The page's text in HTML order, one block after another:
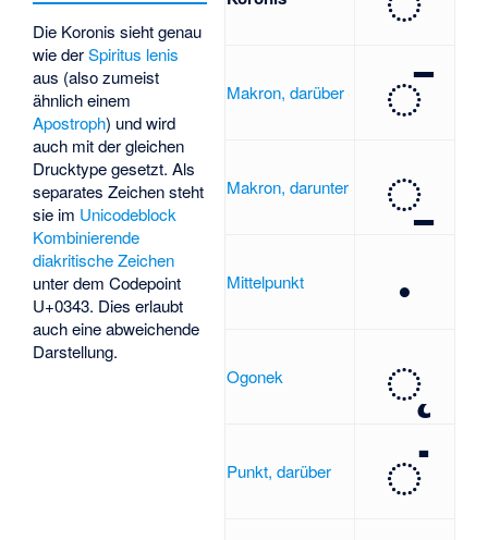
Makron, darüber ◌̄
Makron, darunter ◌̱
Mittelpunkt ·
Ogonek ◌̨
Punkt, darüber ◌̇
Die Koronis sieht genau
wie derSpiritus lenis
aus (also zumeist
ähnlich einem
Apostroph) und wird
auch mit der gleichen
Drucktype gesetzt. Als
separates Zeichen steht
sie im Unicodeblock
Kombinierende
diakritische Zeichen
unter dem Codepoint
U+0343. Dies erlaubt
auch eine abweichende
Darstellung.